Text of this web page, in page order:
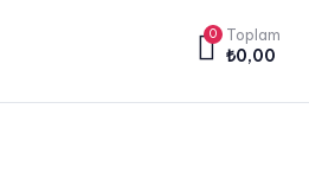
0 Toplam
₺0,00